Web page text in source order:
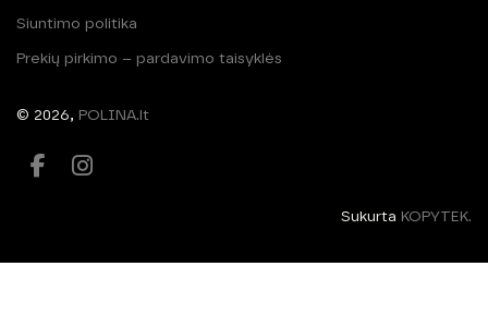
Siuntimo politika
Prekių pirkimo – pardavimo taisyklės
© 2026, POLINA.lt
Sukurta KOPYTEK.